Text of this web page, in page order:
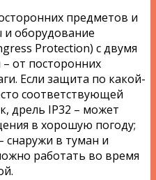
предметов и
и оборудование
Protection) с двумя
от посторонних
Если защита по какой-
соответствующей
дрель IP32 – может
в хорошую погоду;
снаружи в туман и
работать во время